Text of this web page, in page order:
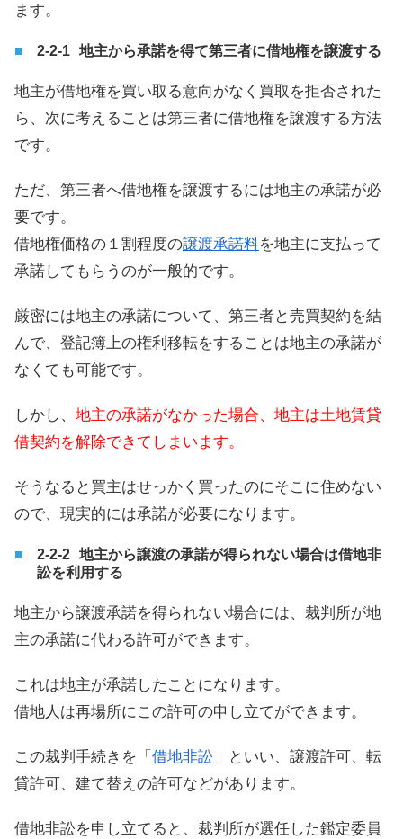
ます。
地主から承諾を得て第三者に借地権を譲渡する
地主が借地権を買い取る意向がなく買取を拒否された
ら、次に考えることは第三者に借地権を譲渡する方法
です。
ただ、第三者へ借地権を譲渡するには地主の承諾が必
要です。
借地権価格の１割程度の譲渡承諾料を地主に支払って
承諾してもらうのが一般的です。
厳密には地主の承諾について、第三者と売買契約を結
んで、登記簿上の権利移転をすることは地主の承諾が
なくても可能です。
しかし、 地主の承諾がなかった場合、地主は土地賃貸
借契約を解除できてしまいます。
そうなると買主はせっかく買ったのにそこに住めない
ので、現実的には承諾が必要になります。
地主から譲渡の承諾が得られない場合は借地非
訟を利用する
地主から譲渡承諾を得られない場合には、裁判所が地
主の承諾に代わる許可ができます。
これは地主が承諾したことになります。
借地人は再場所にこの許可の申し立てができます。
この裁判手続きを「 借地非訟 」といい、譲渡許可、転
貸許可、建て替えの許可などがあります。
借地非訟を申し立てると、裁判所が選任した鑑定委員